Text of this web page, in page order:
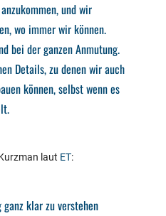
und wir
wo immer wir können.
bei der ganzen Anmutung.
Details, zu denen wir auch
können, selbst wenn es
laut ET:
klar zu verstehen